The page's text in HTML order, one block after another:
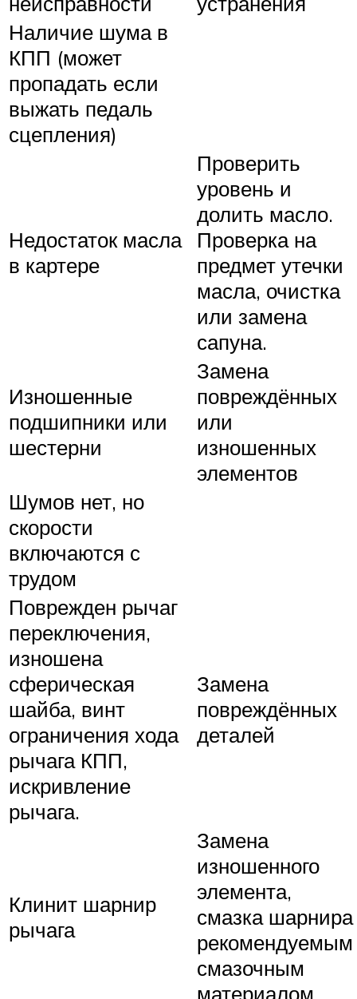
Наличие шума в
КПП (может
пропадать если
выжать педаль
сцепления)
Недостаток масла
в картере
Проверить
уровень и
долить масло.
Проверка на
предмет утечки
масла, очистка
или замена
сапуна.
Изношенные
подшипники или
шестерни
Замена
повреждённых
или
изношенных
элементов
Шумов нет, но
скорости
включаются с
трудом
Поврежден рычаг
переключения,
изношена
сферическая
шайба, винт
ограничения хода
рычага КПП,
искривление
рычага.
Замена
повреждённых
деталей
Клинит шарнир
рычага
Замена
изношенного
элемента,
смазка шарнира
рекомендуемым
смазочным
материалом